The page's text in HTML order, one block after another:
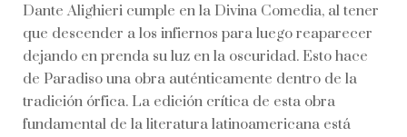
Dante Alighieri cumple en la Divina Comedia, al tener
que descender a los infiernos para luego reaparecer
dejando en prenda su luz en la oscuridad. Esto hace
de Paradiso una obra auténticamente dentro de la
tradición órfica. La edición crítica de esta obra
fundamental de la literatura latinoamericana está